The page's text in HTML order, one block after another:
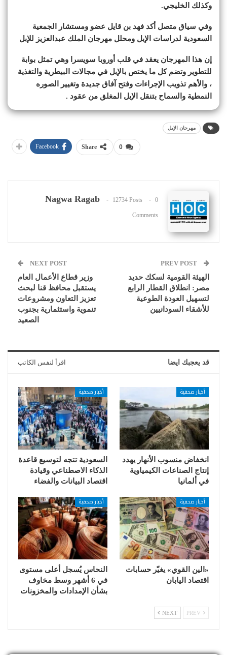
وكذلك الخليجي.
وفي سياق متصل أكد فهد بن قايل عضو ومستشار الجمعية
السعودية لدراسات الإبل ومحلل مهرجان الملك عبدالعزيز للإبل
إن هذا المهرجان يعقد في قلب أوروبا سويسرا وهي تمثل بوابة
للتطوير وتضم كل ما يختص بالإبل في مجالات البيطرية والتغذية
، والأهم تذويب الإجراءات وفتح آفاق جديدة وتغيير الصوره
النمطية والسماح بتنقل الإبل
المغلق من عقود .
مهرجان الإبل
0
Share
Facebook
Nagwa Ragab 12734 Posts 0
Comments
الهيئة القومية لسكك حديد
مصر: انطلاق القطار الرابع
لتسهيل العودة الطوعية
للأشقاء السودانيين
NEXT POST
وزير قطاع الأعمال العام
يستقبل محافظ قنا لبحث
تعزيز التعاون ومشروعات
تنموية واستثمارية بجنوب
الصعيد
قد يعجبك ايضا اقرأ لنفس الكاتب
أخبار صحفية
انخفاض منسوب الأنهار يهدد
إنتاج الصناعات الكيمياوية
في ألمانيا
أخبار صحفية
السعودية تتجه لتوسيع قاعدة
الذكاء الاصطناعي وقيادة
اقتصاد البيانات والفضاء
أخبار صحفية
«الين القوي» يغيّر حسابات
اقتصاد اليابان
أخبار صحفية
النحاس يُسجل أعلى مستوى
في 6 أشهر وسط مخاوف
بشأن الإمدادات والمخزونات
NEXT